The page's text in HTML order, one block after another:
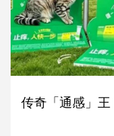
传奇「通感」